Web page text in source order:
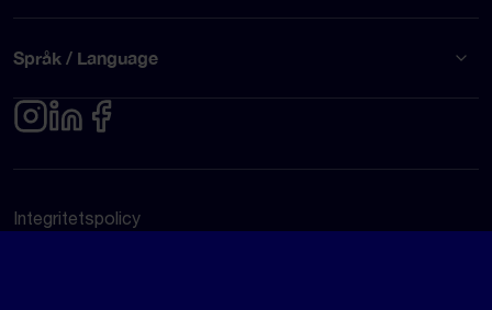
Språk / Language
Integritetspolicy